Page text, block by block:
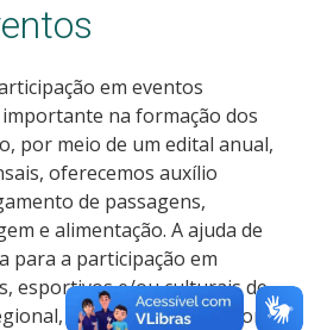
em eventos
na formação dos
por meio de um edital anual,
oferecemos auxílio
de passagens,
e alimentação. A ajuda de
para a participação em
esportivos e/ou culturais de
nacional e internacional.